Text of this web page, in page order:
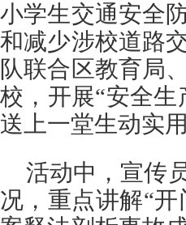
小学生交通安全
和减少涉校道路
队联合区教育局
校，开展“安全
送上一堂生动实
活动中，宣传
况，重点讲解“